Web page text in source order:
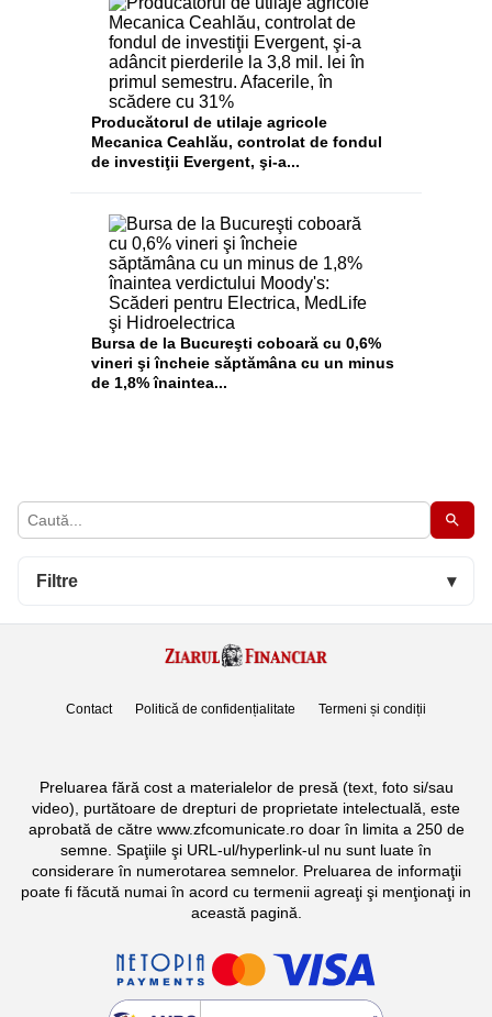
Filtre ▾
Producătorul de utilaje agricole
Mecanica Ceahlău, controlat de fondul
de investiţii Evergent, şi-a...
Bursa de la Bucureşti coboară cu 0,6%
vineri şi încheie săptămâna cu un minus
de 1,8% înaintea...
Contact Politică de confidențialitate Termeni și condiții
Preluarea fără cost a materialelor de presă (text, foto si/sau
video), purtătoare de drepturi de proprietate intelectuală, este
aprobată de către www.zfcomunicate.ro doar în limita a 250 de
semne. Spaţiile şi URL-ul/hyperlink-ul nu sunt luate în
considerare în numerotarea semnelor. Preluarea de informaţii
poate fi făcută numai în acord cu termenii agreaţi şi menţionaţi in
această pagină.